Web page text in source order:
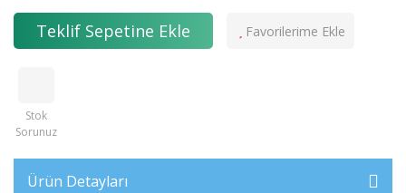
Teklif Sepetine Ekle
Stok
Sorunuz
Ürün Detayları